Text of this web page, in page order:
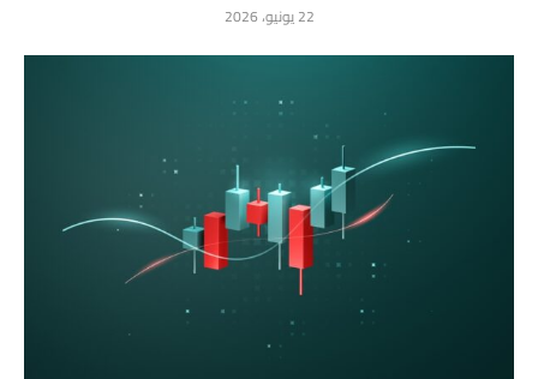
22 يونيو، 2026